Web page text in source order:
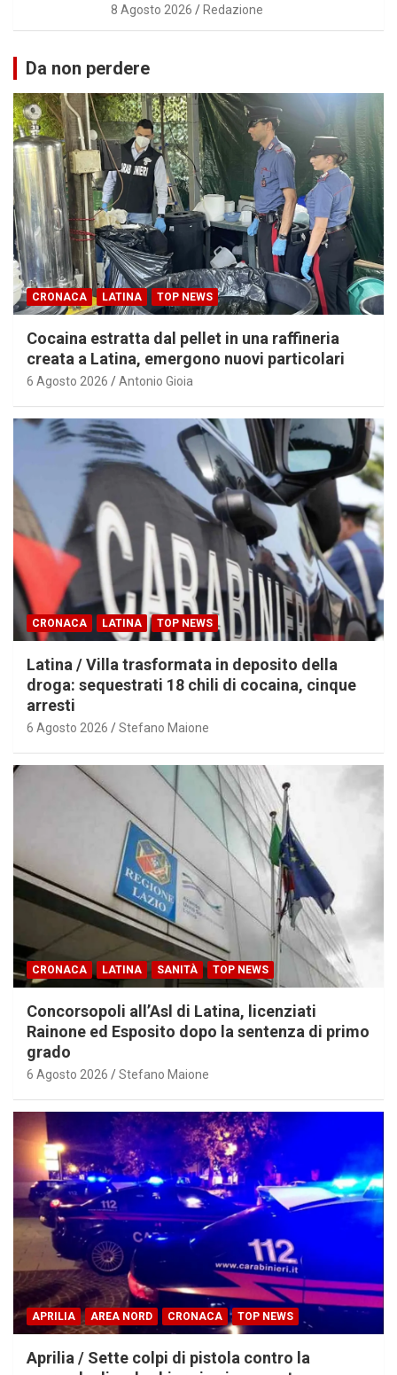
8 Agosto 2026 Redazione
Da non perdere
CRONACA LATINA TOP NEWS
Cocaina estratta dal pellet in una raffineria
creata a Latina, emergono nuovi particolari
6 Agosto 2026 Antonio Gioia
CRONACA LATINA TOP NEWS
Latina / Villa trasformata in deposito della
droga: sequestrati 18 chili di cocaina, cinque
arresti
6 Agosto 2026 Stefano Maione
CRONACA LATINA SANITÀ TOP NEWS
Concorsopoli all’Asl di Latina, licenziati
Rainone ed Esposito dopo la sentenza di primo
grado
6 Agosto 2026 Stefano Maione
APRILIA AREA NORD CRONACA TOP NEWS
Aprilia / Sette colpi di pistola contro la